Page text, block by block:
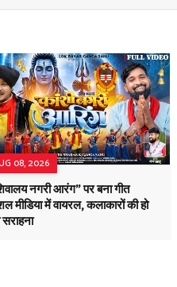
08, 2026
नगरी आरंग" पर बना गीत
मीडिया में वायरल, कलाकारों की हो
सराहना